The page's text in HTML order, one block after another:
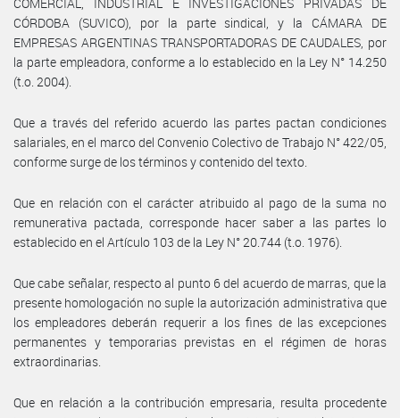
CÓRDOBA (SUVICO), por la parte sindical, y la CÁMARA DE
EMPRESAS ARGENTINAS TRANSPORTADORAS DE CAUDALES, por
la parte empleadora, conforme a lo establecido en la Ley N° 14.250
(t.o. 2004).
Que a través del referido acuerdo las partes pactan condiciones
salariales, en el marco del Convenio Colectivo de Trabajo N° 422/05,
conforme surge de los términos y contenido del texto.
Que en relación con el carácter atribuido al pago de la suma no
remunerativa pactada, corresponde hacer saber a las partes lo
establecido en el Artículo 103 de la Ley N° 20.744 (t.o. 1976).
Que cabe señalar, respecto al punto 6 del acuerdo de marras, que la
presente homologación no suple la autorización administrativa que
los empleadores deberán requerir a los fines de las excepciones
permanentes y temporarias previstas en el régimen de horas
extraordinarias.
Que en relación a la contribución empresaria, resulta procedente